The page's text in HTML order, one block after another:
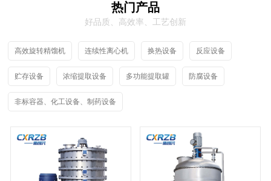
热门产品
好品质、高效率、工艺创新
高效旋转精馏机 连续性离心机 换热设备 反应设备
贮存设备 浓缩提取设备 多功能提取罐 防腐设备
非标容器、化工设备、制药设备